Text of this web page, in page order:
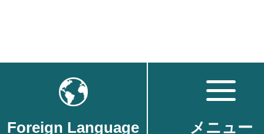
Foreign Language メニュー